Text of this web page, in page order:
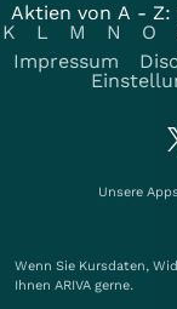
Aktien von A - Z:
K
L M N O
Impressum
Unsere
Wenn Sie Kursdaten,
Ihnen ARIVA gerne.